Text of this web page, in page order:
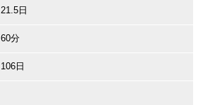
21.5日
60分
106日